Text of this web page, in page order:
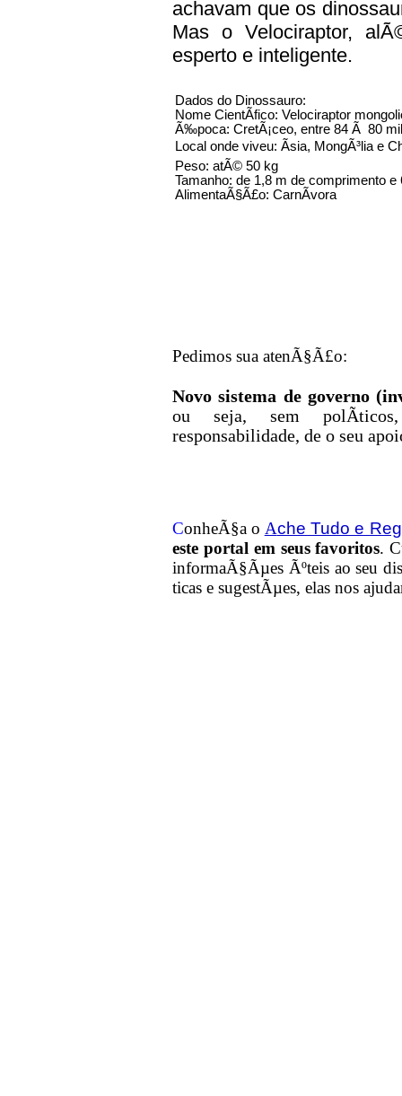
achavam que os
Mas o Velociraptor,
esperto e inteligente.
Dados do Dinossauro:
Nome CientÃ­fico: Velociraptor
Ã‰poca: CretÃ¡ceo, entre 84 Ã 80
Local onde viveu: Ãsia, MongÃ³lia e
Peso: atÃ© 50 kg
Tamanho: de 1,8 m de comprimento e
AlimentaÃ§Ã£o: CarnÃ­vora
Pedimos sua atenÃ§Ã£o:
Novo sistema de governo
ou seja, sem
responsabilidade, de o seu
ConheÃ§a o Ache Tudo e
este portal em seus favoritos.
informaÃ§Ãµes Ãºteisao seu
ticas e sugestÃµes, elas nos